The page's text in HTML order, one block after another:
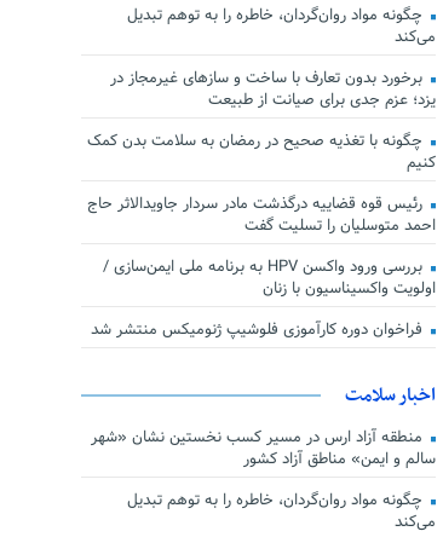
چگونه مواد روان‌گردان، خاطره را به توهم تبدیل
می‌کند
برخورد بدون تعارف با ساخت‌ و سازهای غیرمجاز در
یزد؛ عزم جدی برای صیانت از طبیعت
چگونه با تغذیه صحیح در رمضان به سلامت بدن کمک
کنیم
رئیس قوه قضاییه درگذشت مادر سردار جاویدالاثر حاج
احمد متوسلیان را تسلیت گفت
بررسی ورود واکسن HPV به برنامه ملی ایمن‌سازی /
اولویت واکسیناسیون با زنان
فراخوان دوره کارآموزی فلوشیپ ژنومیکس منتشر شد
اخبار سلامت
منطقه آزاد ارس در مسیر کسب نخستین نشان «شهر
سالم و ایمن» مناطق آزاد کشور
چگونه مواد روان‌گردان، خاطره را به توهم تبدیل
می‌کند